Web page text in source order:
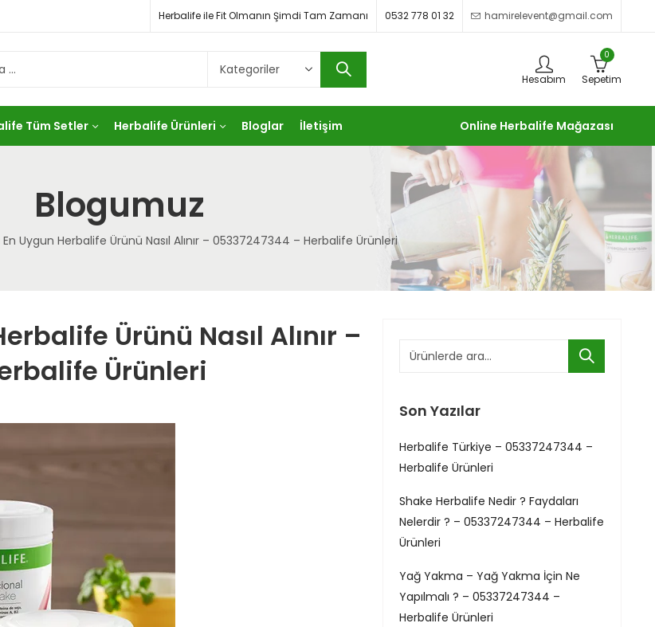
Herbalife ile Fit Olmanın Şimdi Tam Zamanı 0532 778 01 32 hamirelevent@gmail.com
Hesabım
0
Sepetim
Tüm Setler Herbalife Ürünleri Bloglar İletişim Online Herbalife Mağazası
Blogumuz
Uygun Herbalife Ürünü Nasıl Alınır – 05337247344 – Herbalife Ürünleri
Ürünü Nasıl Alınır –
Ürünleri
Son Yazılar
Herbalife Türkiye – 05337247344 –
Herbalife Ürünleri
Shake Herbalife Nedir ? Faydaları
Nelerdir ? – 05337247344 – Herbalife
Ürünleri
Yağ Yakma – Yağ Yakma İçin Ne
Yapılmalı ? – 05337247344 –
Herbalife Ürünleri